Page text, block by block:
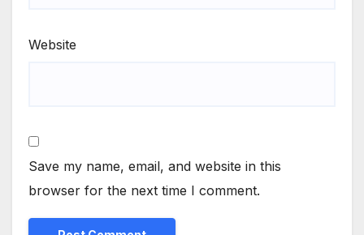
Website
Save my name, email, and website in this
browser for the next time I comment.